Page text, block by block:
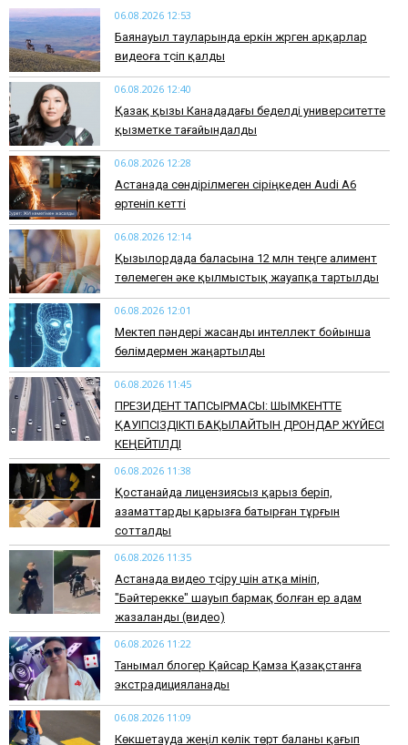
06.08.2026 12:53
Баянауыл тауларында еркін жүрген арқарлар
видеоға түсіп қалды
06.08.2026 12:40
Қазақ қызы Канададағы беделді университетте
қызметке тағайындалды
06.08.2026 12:28
Астанада сөндірілмеген сіріңкеден Audi A6
өртеніп кетті
06.08.2026 12:14
Қызылордада баласына 12 млн теңге алимент
төлемеген әке қылмыстық жауапқа тартылды
06.08.2026 12:01
Мектеп пәндері жасанды интеллект бойынша
бөлімдермен жаңартылды
06.08.2026 11:45
​ПРЕЗИДЕНТ ТАПСЫРМАСЫ: ШЫМКЕНТТЕ
ҚАУІПСІЗДІКТІ БАҚЫЛАЙТЫН ДРОНДАР ЖҮЙЕСІ
КЕҢЕЙТІЛДІ
06.08.2026 11:38
Қостанайда лицензиясыз қарыз беріп,
азаматтарды қарызға батырған тұрғын
сотталды
06.08.2026 11:35
Астанада видео түсіру үшін атқа мініп,
"Бәйтерекке" шауып бармақ болған ер адам
жазаланды (видео)
06.08.2026 11:22
Танымал блогер Қайсар Қамза Қазақстанға
экстрадицияланады
06.08.2026 11:09
Көкшетауда жеңіл көлік төрт баланы қағып